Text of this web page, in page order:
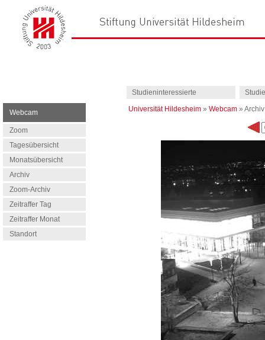
Studieninteressierte
Webcam
Zoom
Tagesübersicht
Monatsübersicht
Archiv
Zoom-Archiv
Zeitraffer Tag
Zeitraffer Monat
Standort
Universität Hildesheim » Webcam » Archiv